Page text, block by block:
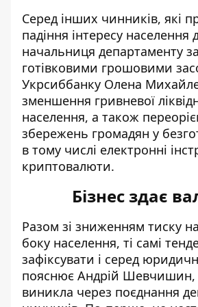
Серед інших чинників, які
падіння інтересу населення
начальниця департаменту
готівковими грошовими
Укрсиббанку Олена
зменшення гривневої
населення, а також
збережень громадян у
в тому числі електронні
криптовалюти.
Бізнес здає
Разом зі зниженням тиску
боку населення, ті самі
зафіксувати і серед
пояснює Андрій Шевчишин,
виникла через поєднання